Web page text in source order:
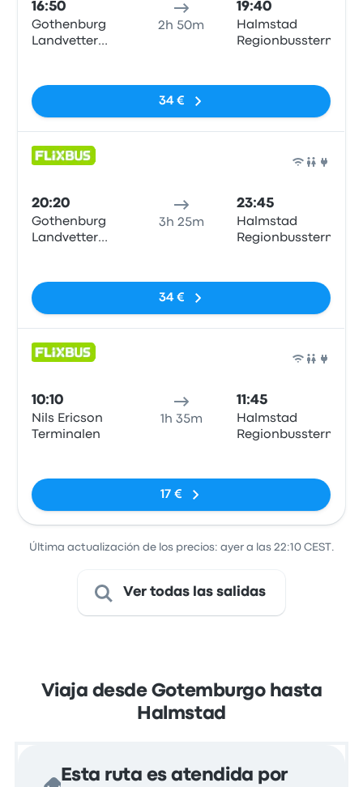
16:50
Gothenburg
Landvetter
2h 50m
19:40
Halmstad
Regionbussterm
34 €
20:20
Gothenburg
Landvetter
3h 25m
23:45
Halmstad
Regionbussterm
34 €
10:10
Nils Ericson
Terminalen
1h 35m
11:45
Halmstad
Regionbussterm
17 €
Última actualización de los precios: ayer a las 22:10 CEST.
Ver todas las salidas
Viaja desde Gotemburgo hasta
Halmstad
Esta ruta es atendida por